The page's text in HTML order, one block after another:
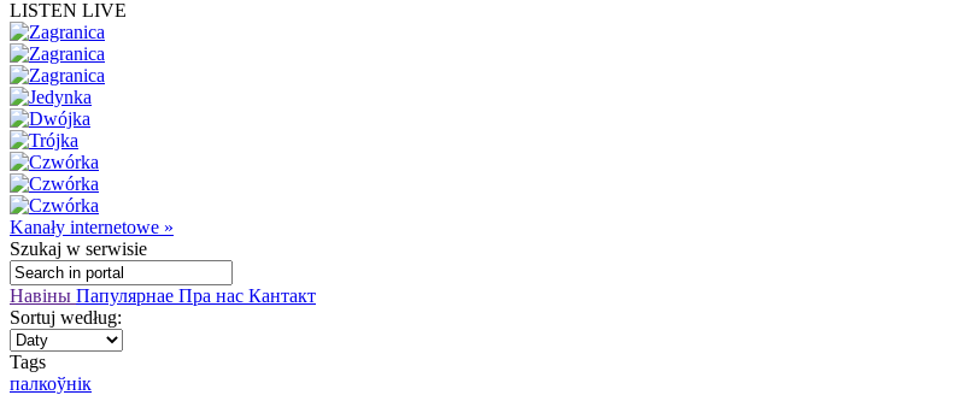
LISTEN LIVE
Kanały internetowe »
Szukaj w serwisie
Навіны Папулярнае Пра нас Кантакт
Sortuj według:
Tags
палкоўнік